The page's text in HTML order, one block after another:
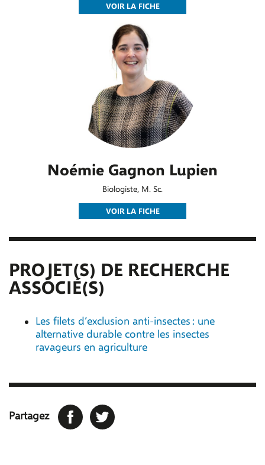
VOIR LA FICHE
Noémie Gagnon Lupien
Biologiste, M. Sc.
VOIR LA FICHE
PROJET(S) DE RECHERCHE
ASSOCIÉ(S)
Les filets d’exclusion anti-insectes : une
alternative durable contre les insectes
ravageurs en agriculture
Partagez FacebookTwitter